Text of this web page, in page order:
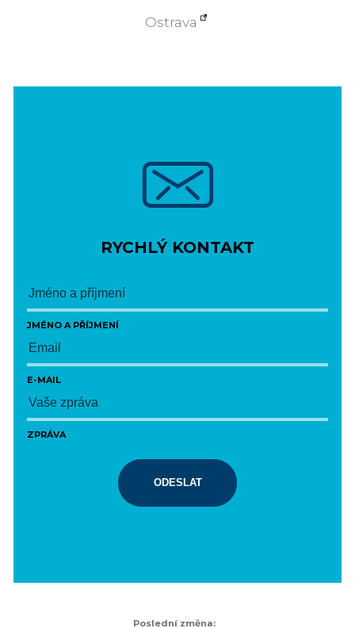
Ostrava
RYCHLÝ KONTAKT
JMÉNO A PŘÍJMENÍ
E-MAIL
ZPRÁVA
ODESLAT
Poslední změna: